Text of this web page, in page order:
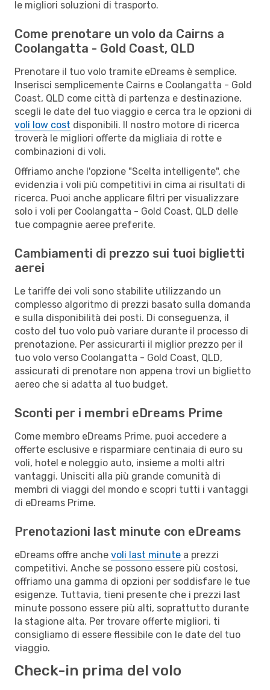
le migliori soluzioni di trasporto.
Come prenotare un volo da Cairns a
Coolangatta - Gold Coast, QLD
Prenotare il tuo volo tramite eDreams è semplice.
Inserisci semplicemente Cairns e Coolangatta - Gold
Coast, QLD come città di partenza e destinazione,
scegli le date del tuo viaggio e cerca tra le opzioni di
voli low cost disponibili. Il nostro motore di ricerca
troverà le migliori offerte da migliaia di rotte e
combinazioni di voli.
Offriamo anche l'opzione "Scelta intelligente", che
evidenzia i voli più competitivi in cima ai risultati di
ricerca. Puoi anche applicare filtri per visualizzare
solo i voli per Coolangatta - Gold Coast, QLD delle
tue compagnie aeree preferite.
Cambiamenti di prezzo sui tuoi biglietti
aerei
Le tariffe dei voli sono stabilite utilizzando un
complesso algoritmo di prezzi basato sulla domanda
e sulla disponibilità dei posti. Di conseguenza, il
costo del tuo volo può variare durante il processo di
prenotazione. Per assicurarti il miglior prezzo per il
tuo volo verso Coolangatta - Gold Coast, QLD,
assicurati di prenotare non appena trovi un biglietto
aereo che si adatta al tuo budget.
Sconti per i membri eDreams Prime
Come membro eDreams Prime, puoi accedere a
offerte esclusive e risparmiare centinaia di euro su
voli, hotel e noleggio auto, insieme a molti altri
vantaggi. Unisciti alla più grande comunità di
membri di viaggi del mondo e scopri tutti i vantaggi
di eDreams Prime.
Prenotazioni last minute con eDreams
eDreams offre anche voli last minute a prezzi
competitivi. Anche se possono essere più costosi,
offriamo una gamma di opzioni per soddisfare le tue
esigenze. Tuttavia, tieni presente che i prezzi last
minute possono essere più alti, soprattutto durante
la stagione alta. Per trovare offerte migliori, ti
consigliamo di essere flessibile con le date del tuo
viaggio.
Check-in prima del volo